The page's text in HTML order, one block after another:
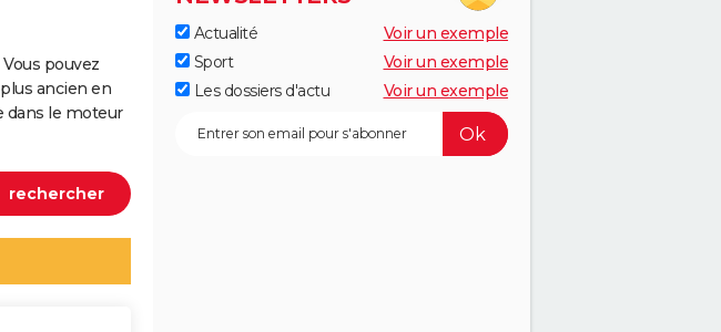
pouvez
ancien en
dans le moteur
Actualité
Voir un exemple
Sport
Voir un exemple
Les dossiers d'actu
Voir un exemple